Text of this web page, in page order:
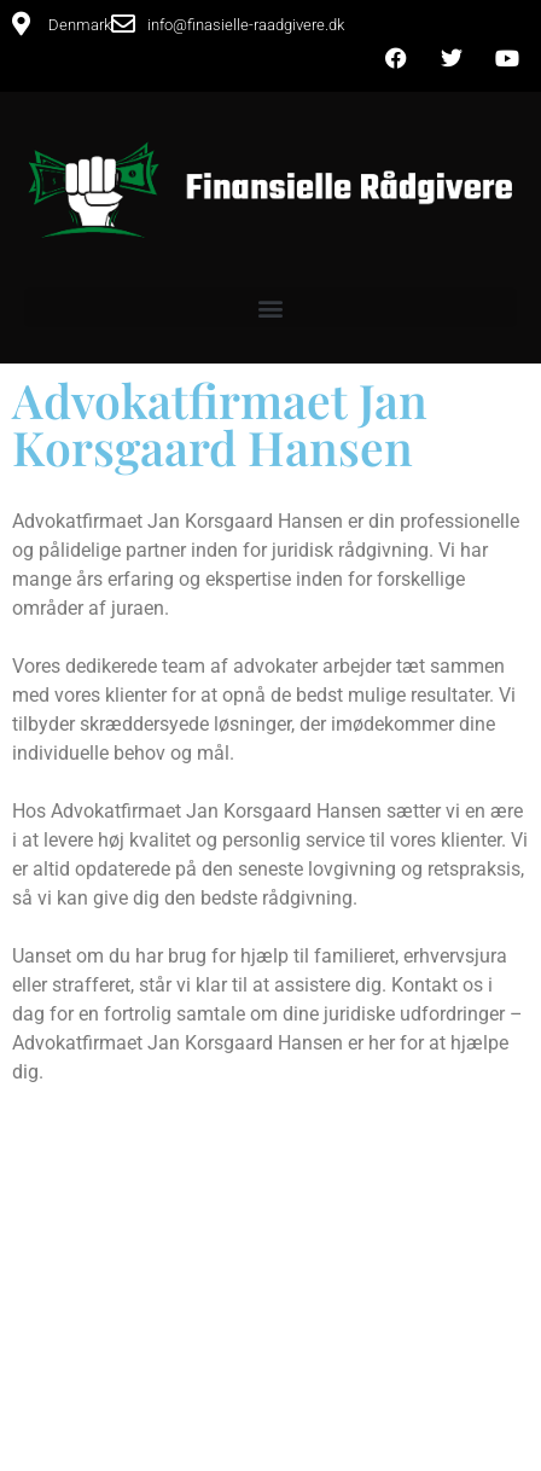
Denmark info@finasielle-raadgivere.dk
Advokatfirmaet Jan
Korsgaard Hansen
Advokatfirmaet Jan Korsgaard Hansen er din professionelle
og pålidelige partner inden for juridisk rådgivning. Vi har
mange års erfaring og ekspertise inden for forskellige
områder af juraen.
Vores dedikerede team af advokater arbejder tæt sammen
med vores klienter for at opnå de bedst mulige resultater. Vi
tilbyder skræddersyede løsninger, der imødekommer dine
individuelle behov og mål.
Hos Advokatfirmaet Jan Korsgaard Hansen sætter vi en ære
i at levere høj kvalitet og personlig service til vores klienter. Vi
er altid opdaterede på den seneste lovgivning og retspraksis,
så vi kan give dig den bedste rådgivning.
Uanset om du har brug for hjælp til familieret, erhvervsjura
eller strafferet, står vi klar til at assistere dig. Kontakt os i
dag for en fortrolig samtale om dine juridiske udfordringer –
Advokatfirmaet Jan Korsgaard Hansen er her for at hjælpe
dig.